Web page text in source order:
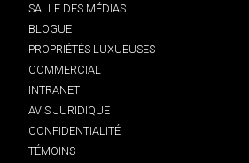
SALLE DES MÉDIAS
BLOGUE
PROPRIÉTÉS LUXUEUSES
COMMERCIAL
INTRANET
AVIS JURIDIQUE
CONFIDENTIALITÉ
TÉMOINS